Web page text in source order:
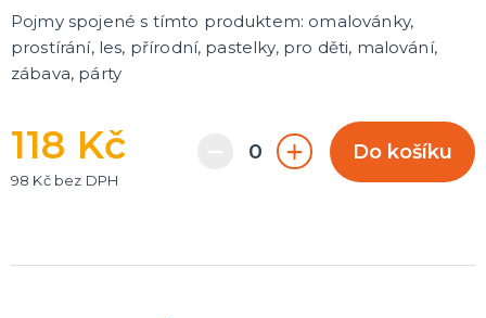
Pojmy spojené s tímto produktem: omalovánky,
prostírání, les, přírodní, pastelky, pro děti, malování,
zábava, párty
118 Kč
98 Kč bez DPH
Do košíku